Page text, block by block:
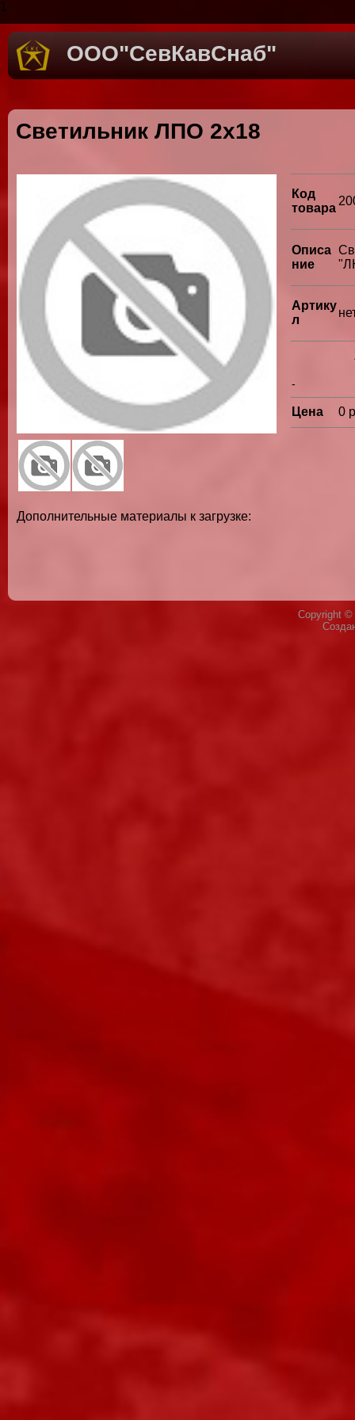
1
ООО"СевКавСнаб"
Светильник ЛПО 2х18
Дополнительные материалы к загрузке:
Код
товара
Описа
ние
Артику
л
-
Цена 0
Copyright